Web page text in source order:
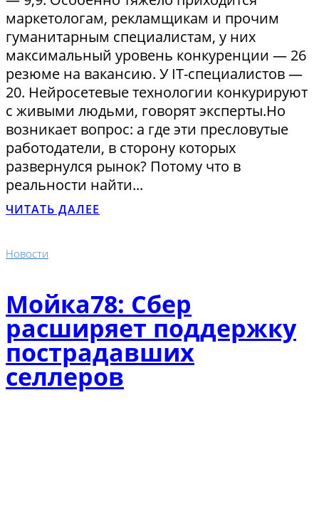
маркетологам, рекламщикам и прочим
гуманитарным специалистам, у них
максимальный уровень конкуренции — 26
резюме на вакансию. У IT-специалистов —
20. Нейросетевые технологии конкурируют
с живыми людьми, говорят эксперты.Но
возникает вопрос: а где эти пресловутые
работодатели, в сторону которых
развернулся рынок? Потому что в
реальности найти...
ЧИТАТЬ ДАЛЕЕ
Новости
Мойка78: Сбер
расширяет поддержку
пострадавших
селлеров